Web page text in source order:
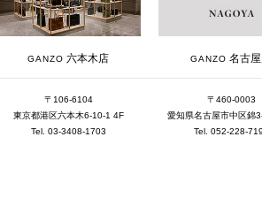
GANZO 六本木店
〒106-6104
東京都港区六本木6-10-1 4F
Tel. 03-3408-1703
GANZO 名古
〒460-0003
愛知県名古屋市中区錦
Tel. 052-228-